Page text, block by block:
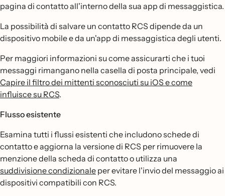
pagina di contatto all'interno della sua app di messaggistica.
La possibilità di salvare un contatto RCS dipende da un
dispositivo mobile e da un'app di messaggistica degli utenti.
Per maggiori informazioni su come assicurarti che i tuoi
messaggi rimangano nella casella di posta principale, vedi
Capire il filtro dei mittenti sconosciuti su iOS e come
influisce su RCS.
Flusso esistente
Esamina tutti i flussi esistenti che includono schede di
contatto e aggiorna la versione di RCS per rimuovere la
menzione della scheda di contatto o utilizza una
suddivisione condizionale per evitare l'invio del messaggio ai
dispositivi compatibili con RCS.